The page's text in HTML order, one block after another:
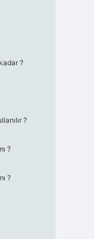
?
?
?
?